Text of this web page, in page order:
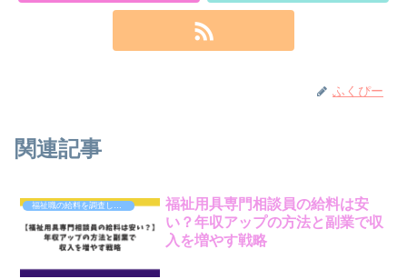
ふくぴー
関連記事
福祉職の給料を調査しました
福祉用具専門相談員の給料は安
い？年収アップの方法と副業で収
入を増やす戦略